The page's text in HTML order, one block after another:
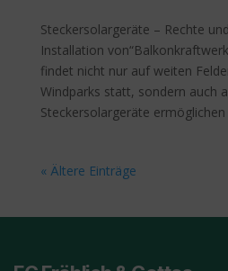
Steckersolargeräte – Rechte
Installation
findet nicht nur auf weiten
Windparks statt, sondern auch
Steckersolargeräte
« Ältere Einträge